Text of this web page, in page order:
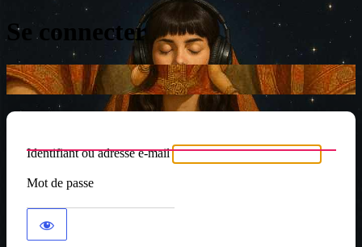
Se connecter
Identifiant ou adresse e-mail
Mot de passe